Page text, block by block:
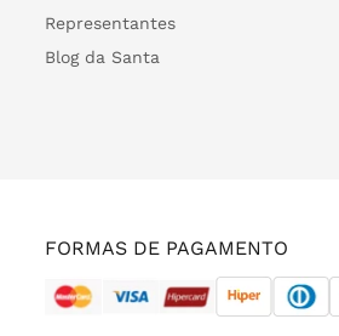
Representantes
Blog da Santa
FORMAS DE PAGAMENTO